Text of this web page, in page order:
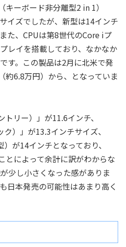
ーボード非分離型2 in 1）
イズでしたが、新型は14インチ
た、CPUは第8世代のCore iプ
レイを搭載しており、なかなか
す。この製品は2月に北米で発
約6.8万円）から、となっていま
リー）」が11.6インチ、
ク）」が13.3インチサイズ、
）が14インチとなっており、
とによって余計に訳がわからな
少し小さくなった感がありま
日本発売の可能性はあまり高く